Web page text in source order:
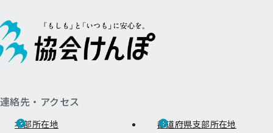
連絡先・アクセス
本部所在地 都道府県支部所在地